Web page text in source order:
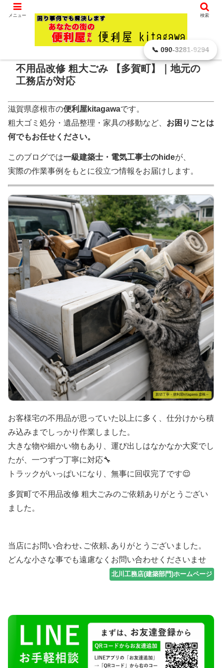
便利屋の お仕事 不用品処分・粗大ゴミ
不用品改修 粗大ごみ 【多賀町】｜地元の
工務店が対応
滋賀県彦根市の便利屋kitagawaです。
粗大ゴミ処分・遺品整理・家具の移動など、 お困りごとは
何でもお任せください。
このブログでは一級建築士・電気工事士のhideが、
実際の作業事例をもとに役立つ情報をお届けします。
親切丁寧・便利屋kitagawa 彦根～
お客様宅の不用品が思っていた以上に多く、仕分けから積
み込みまでしっかり作業しました。
大きな物や細かい物もあり、運び出しはなかなか大変でし
たが、一つずつ丁寧に対応🔧
トラックがいっぱいになり、無事に回収完了です😌
多賀町で不用品改修 粗大ごみのご依頼ありがとうござい
ました。
当店にお問い合わせ､ご依頼､ありがとうございました。
どんな小さな事でも遠慮なくお問い合わせくださいませ
北川工務店(建築部門)ホームページ
メニュー 検索
📞 090-3281-9294